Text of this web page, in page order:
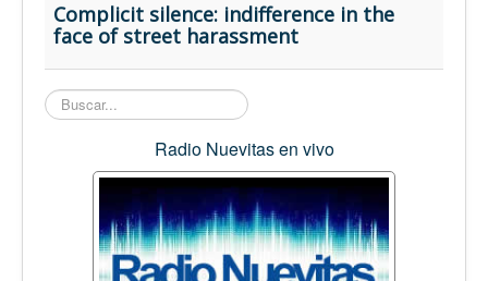
Conozca Nuevitas
Fotorreportaje
Opinión
Medio Ambiente
Ciencia, tecnología y curiosidades
Francés
Complicit silence: indifference in the
face of street harassment
Buscar...
Radio Nuevitas en vivo